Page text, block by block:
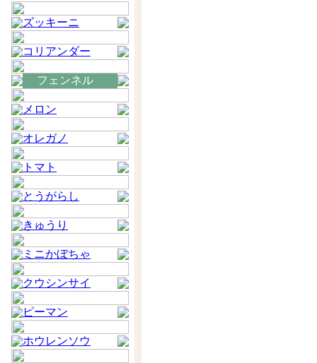
ズッキーニ
コリアンダー
フェンネル
メロン
オレガノ
トマト
とうがらし
きゅうり
ミニかぼちゃ
クウシンサイ
ピーマン
ホウレンソウ